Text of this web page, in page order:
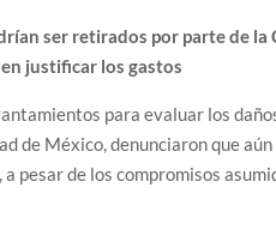
ser retirados por parte de la
justificar los gastos
para evaluar los
de México, denunciaron que
pesar de los compromisos